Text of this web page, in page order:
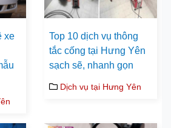
xe
Top 10 dịch vụ thông
tắc cống tại Hưng Yên
sạch sẽ, nhanh gọn
Dịch vụ tại Hưng Yên